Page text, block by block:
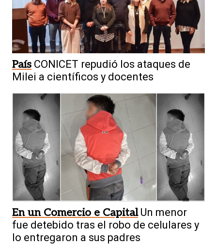
País CONICET repudió los ataques de
Milei a científicos y docentes
En un Comercio e Capital Un menor
fue detebido tras el robo de celulares y
lo entregaron a sus padres